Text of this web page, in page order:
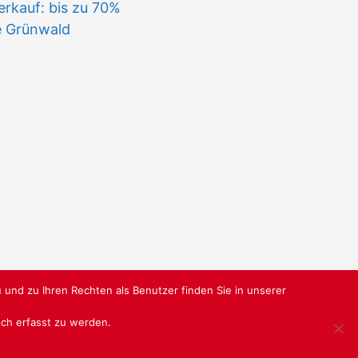
bis zu 70%
Grünwald
@ SABU GMBH
zu Ihren Rechten als Benutzer finden Sie in unserer
erfasst zu werden.